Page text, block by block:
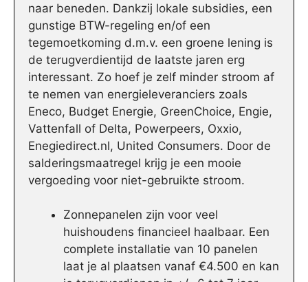
naar beneden. Dankzij lokale subsidies, een
gunstige BTW-regeling en/of een
tegemoetkoming d.m.v. een groene lening is
de terugverdientijd de laatste jaren erg
interessant. Zo hoef je zelf minder stroom af
te nemen van energieleveranciers zoals
Eneco, Budget Energie, GreenChoice, Engie,
Vattenfall of Delta, Powerpeers, Oxxio,
Enegiedirect.nl, United Consumers. Door de
salderingsmaatregel krijg je een mooie
vergoeding voor niet-gebruikte stroom.
Zonnepanelen zijn voor veel
huishoudens financieel haalbaar. Een
complete installatie van 10 panelen
laat je al plaatsen vanaf €4.500 en kan